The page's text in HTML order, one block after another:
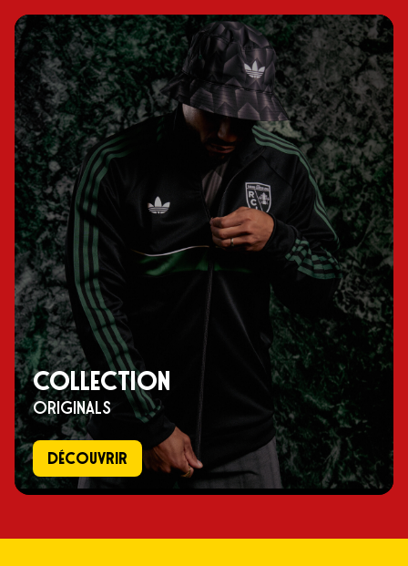
COLLECTION
ORIGINALS
DÉCOUVRIR